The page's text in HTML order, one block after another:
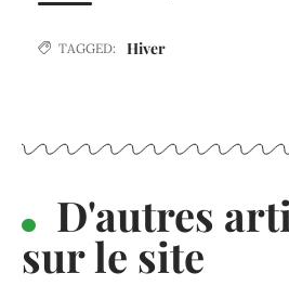
TAGGED: Hiver
D'autres
sur le site